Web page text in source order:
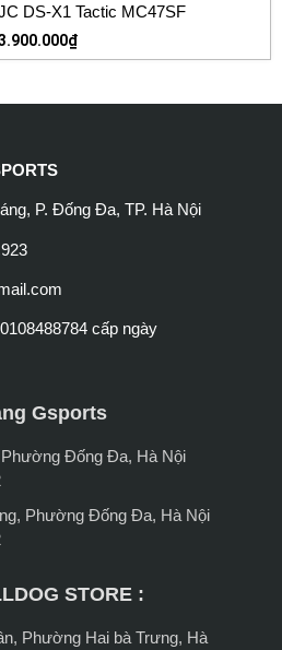
DS-X1 Tactic MC47SF
₫
P. Đống Đa, TP. Hà Nội
cấp ngày
Gsports
Đống Đa, Hà Nội
Phường Đống Đa, Hà Nội
STORE :
Phường Hai bà Trưng, Hà